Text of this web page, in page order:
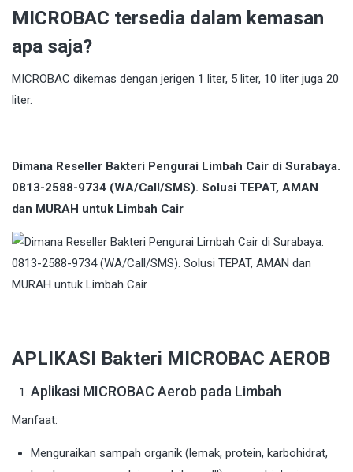
MICROBAC tersedia dalam kemasan
apa saja?
MICROBAC dikemas dengan jerigen 1 liter, 5 liter, 10 liter juga 20
liter.
Dimana Reseller Bakteri Pengurai Limbah Cair di Surabaya.
0813-2588-9734 (WA/Call/SMS). Solusi TEPAT, AMAN
dan MURAH untuk Limbah Cair
APLIKASI Bakteri MICROBAC AEROB
Aplikasi MICROBAC Aerob pada Limbah
Manfaat:
Menguraikan sampah organik (lemak, protein, karbohidrat,